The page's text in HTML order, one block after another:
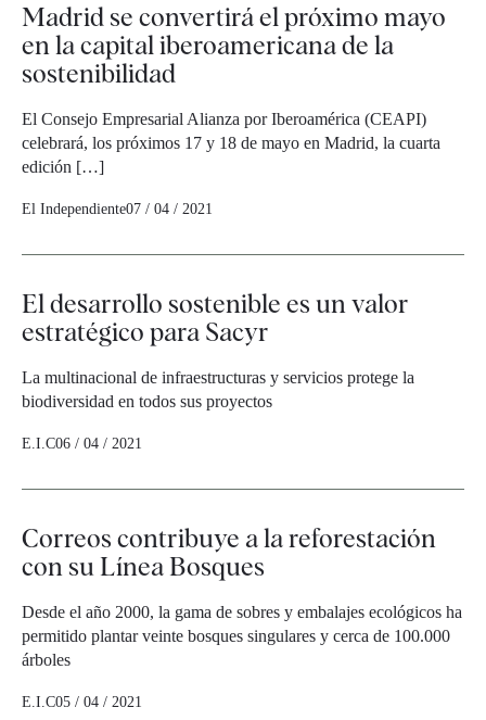
Madrid se convertirá el próximo mayo
en la capital iberoamericana de la
sostenibilidad
El Consejo Empresarial Alianza por Iberoamérica (CEAPI)
celebrará, los próximos 17 y 18 de mayo en Madrid, la cuarta
edición […]
El Independiente07 / 04 / 2021
El desarrollo sostenible es un valor
estratégico para Sacyr
La multinacional de infraestructuras y servicios protege la
biodiversidad en todos sus proyectos
E.I.C06 / 04 / 2021
Correos contribuye a la reforestación
con su Línea Bosques
Desde el año 2000, la gama de sobres y embalajes ecológicos ha
permitido plantar veinte bosques singulares y cerca de 100.000
árboles
E.I.C05 / 04 / 2021